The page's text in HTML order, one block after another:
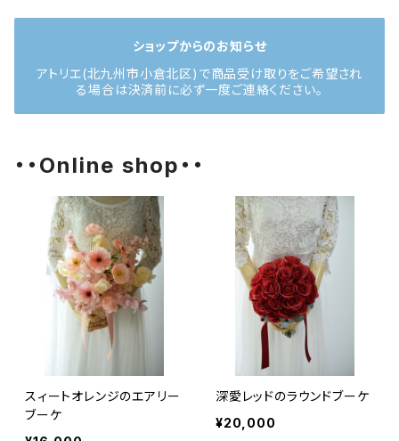
ショップからのお知らせ
アトリエ(北九州市小倉北区)で商品受け取りをご希望され
る場合は決済前に必ず一度ご連絡ください。
・・Online shop・・
スィートオレンジのエアリー
ブーケ
深愛レッドのラウンドブーケ
¥20,000